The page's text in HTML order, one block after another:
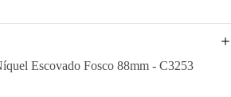
Escovado Fosco 88mm - C3253